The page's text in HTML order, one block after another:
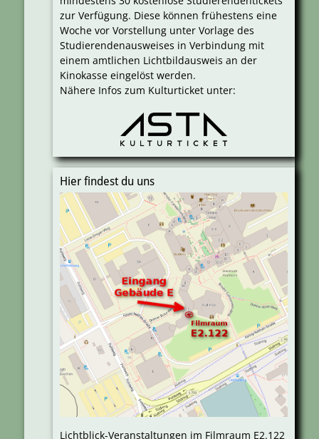
zur Verfügung. Diese können frühestens eine
Woche vor Vorstellung unter Vorlage des
Studierendenausweises in Verbindung mit
einem amtlichen Lichtbildausweis an der
Kinokasse eingelöst werden.
Nähere Infos zum Kulturticket unter:
Hier findest du uns
Lichtblick-Veranstaltungen im Filmraum E2.122